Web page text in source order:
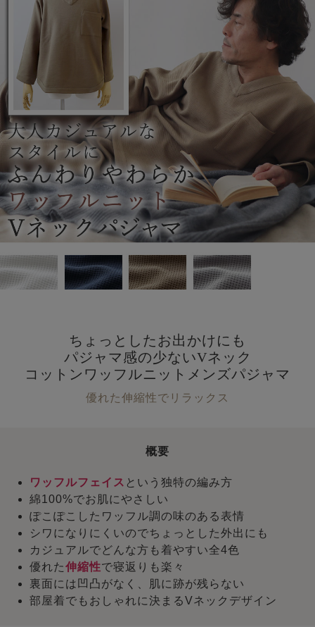
ちょっとしたお出かけにも
パジャマ感の少ないVネック
コットンワッフルニットメンズパジャマ
優れた伸縮性でリラックス
概要
ワッフルフェイス という独特の編み方
綿100%でお肌にやさしい
ぽこぽこしたワッフル調の味のある表情
シワになりにくいのでちょっとした外出にも
カジュアルでどんな方も着やすい全4色
優れた伸縮性で寝返りも楽々
裏面には凹凸がなく、肌に跡が残らない
部屋着でもおしゃれに決まるVネックデザイン